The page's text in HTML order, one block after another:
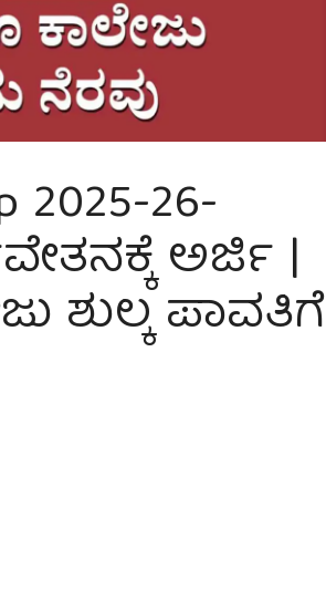
2025-26-
ಅರ್ಜಿ |
ಶುಲ್ಕ ಪಾವತಿಗೆ